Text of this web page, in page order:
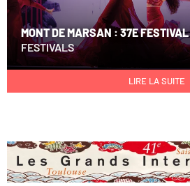
MONT DE MARSAN : 37E
FESTIVALS
LIRE LA SUITE